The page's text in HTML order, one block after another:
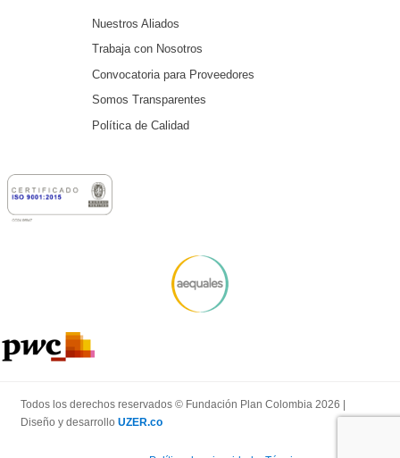
Nuestros Aliados
Trabaja con Nosotros
Convocatoria para Proveedores
Somos Transparentes
Política de Calidad
Todos los derechos reservados © Fundación Plan Colombia 2026 |
Diseño y desarrollo UZER.co